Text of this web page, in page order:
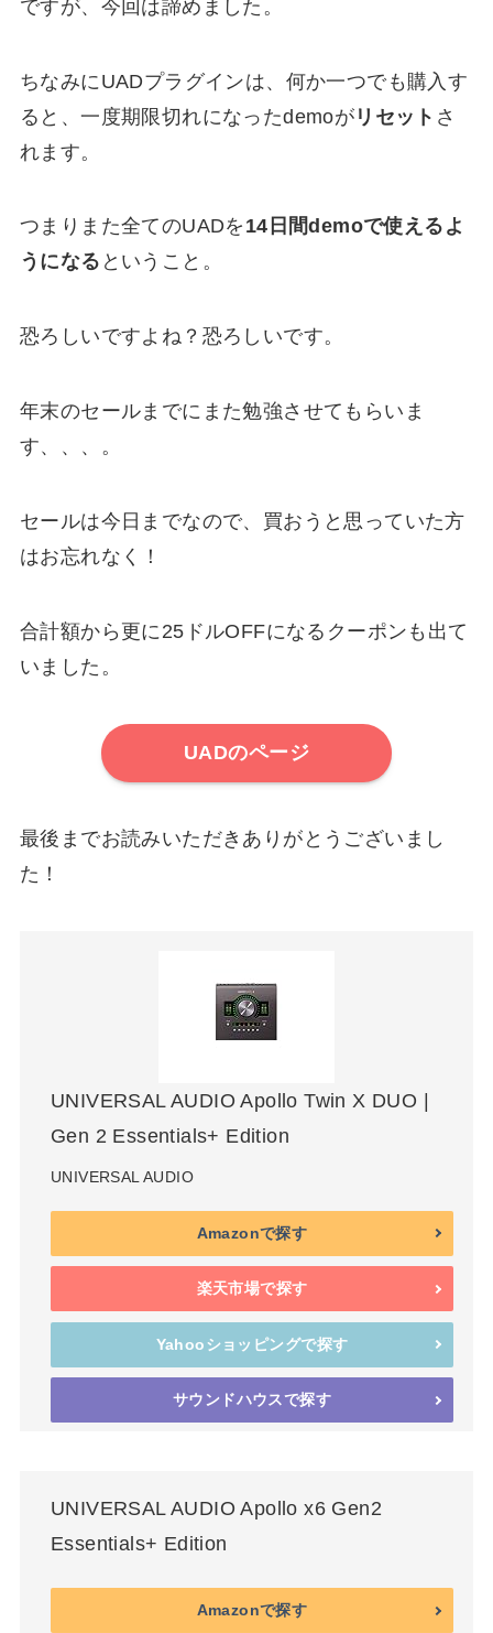
ですが、今回は諦めました。
ちなみにUADプラグインは、何か一つでも購入す
ると、一度期限切れになったdemoが リセット さ
れます。
つまりまた全てのUADを 14日間demoで使えるよ
うになる ということ。
恐ろしいですよね？恐ろしいです。
年末のセールまでにまた勉強させてもらいま
す、、、。
セールは今日までなので、買おうと思っていた方
はお忘れなく！
合計額から更に25ドルOFFになるクーポンも出て
いました。
UADのページ
最後までお読みいただきありがとうございまし
た！
UNIVERSAL AUDIO Apollo Twin X DUO |
Gen 2 Essentials+ Edition
UNIVERSAL AUDIO
Amazonで探す
楽天市場で探す
Yahooショッピングで探す
サウンドハウスで探す
UNIVERSAL AUDIO Apollo x6 Gen2
Essentials+ Edition
Amazonで探す